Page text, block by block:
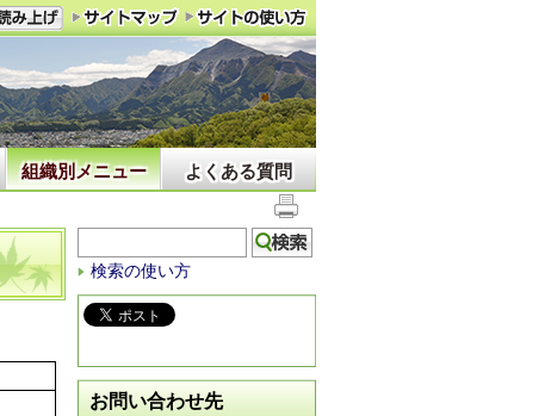
組織別メニュー よくある質問
検索の使い方
お問い合わせ先